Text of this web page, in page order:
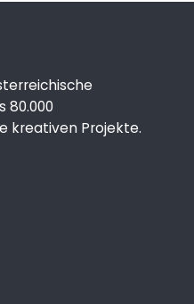
80.000
kreativen Projekte.